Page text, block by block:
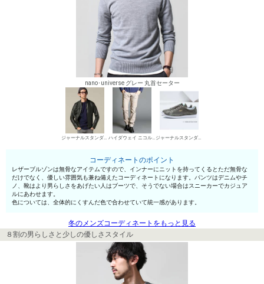
nano･universe グレー 丸首セーター
ジャーナルスタンダード レリューム メンズ レザーブルゾン ハイダウェイ ニコル デニムパンツ・ジーンズ ジャーナルスタンダード ローカットスニーカー
コーディネートのポイント
レザーブルゾンは無骨なアイテムですので、インナーにニットを持ってくるとただ無骨な
だけでなく、優しい雰囲気も兼ね備えたコーディネートになります。パンツはデニムやチ
ノ、靴はより男らしさをあげたい人はブーツで、そうでない場合はスニーカーでカジュア
ルにあわせます。
色については、全体的にくすんだ色で合わせていて統一感があります。
冬のメンズコーディネートをもっと見る
８割の男らしさと少しの優しさスタイル